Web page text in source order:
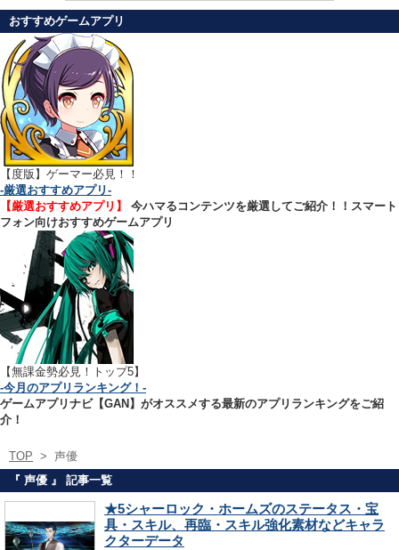
おすすめゲームアプリ
【 度版】ゲーマー必見！！
-厳選おすすめアプリ-
【厳選おすすめアプリ】
今ハマるコンテンツを厳選してご紹介！！スマート
フォン向けおすすめゲームアプリ
【無課金勢必見！トップ5】
-今月のアプリランキング！-
ゲームアプリナビ【GAN】がオススメする最新のアプリランキングをご紹
介！
TOP > 声優
『 声優 』 記事一覧
★5シャーロック・ホームズのステータス・宝
具・スキル、再臨・スキル強化素材などキャラ
クターデータ